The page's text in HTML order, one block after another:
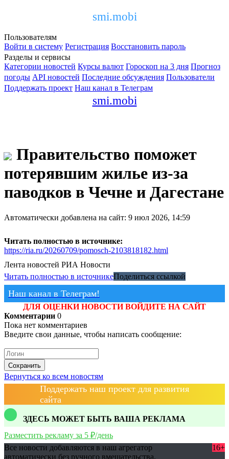
smi.mobi
Пользователям
Войти в систему Регистрация Восстановить пароль
Разделы и сервисы
Категории новостей Курсы валют Гороскоп на 3 дня Прогноз
погоды API новостей Последние обсуждения Пользователи
Поддержать проект Наш канал в Телеграм
smi.mobi
Правительство поможет
потерявшим жилье из-за
паводков в Чечне и Дагестане
Автоматически добавлена на сайт: 9 июл 2026, 14:59
Читать полностью в источнике:
https://ria.ru/20260709/pomosch-2103818182.html
Лента новостей РИА Новости
Читать полностью в источникеПоделиться ссылкой
Наш канал в Телеграм!
ДЛЯ ОЦЕНКИ НОВОСТИ ВОЙДИТЕ НА САЙТ
Комментарии 0
Пока нет комментариев
Введите свои данные, чтобы написать сообщение:
Сохранить
Вернуться ко всем новостям
Поддержать наш проект для развития
сайта
ЗДЕСЬ МОЖЕТ БЫТЬ ВАША РЕКЛАМА
Разместить рекламу за 5 ₽/день
Все новости добавляются в наш агрегатор
автоматически без ручного вмешательства.
16+